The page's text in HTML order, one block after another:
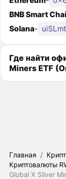
BNB Smart
Solana-
Где найти
Miners ETF
Главная /
Криптовалюты
Global X Silver